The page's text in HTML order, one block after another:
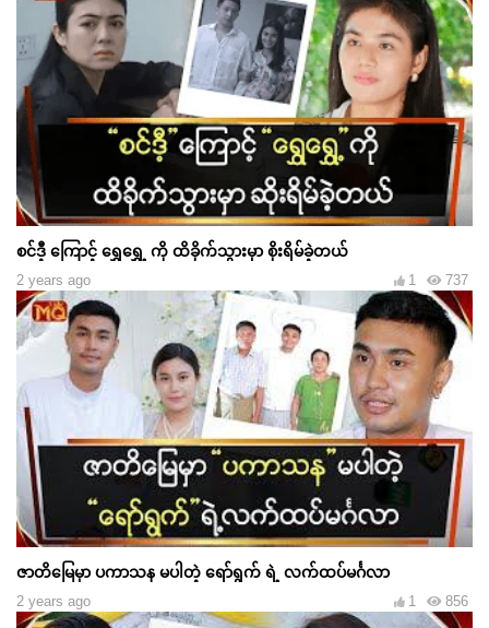
စင်ဒီ့ ကြောင့် ရွှေရွှေ့ ကို ထိခိုက်သွားမှာ စိုးရိမ်ခဲ့တယ်
2 years ago 737
1
ဇာတိမြေမှာ ပကာသန မပါတဲ့ ရော်ရွက် ရဲ့ လက်ထပ်မင်္ဂလာ
2 years ago 856
1